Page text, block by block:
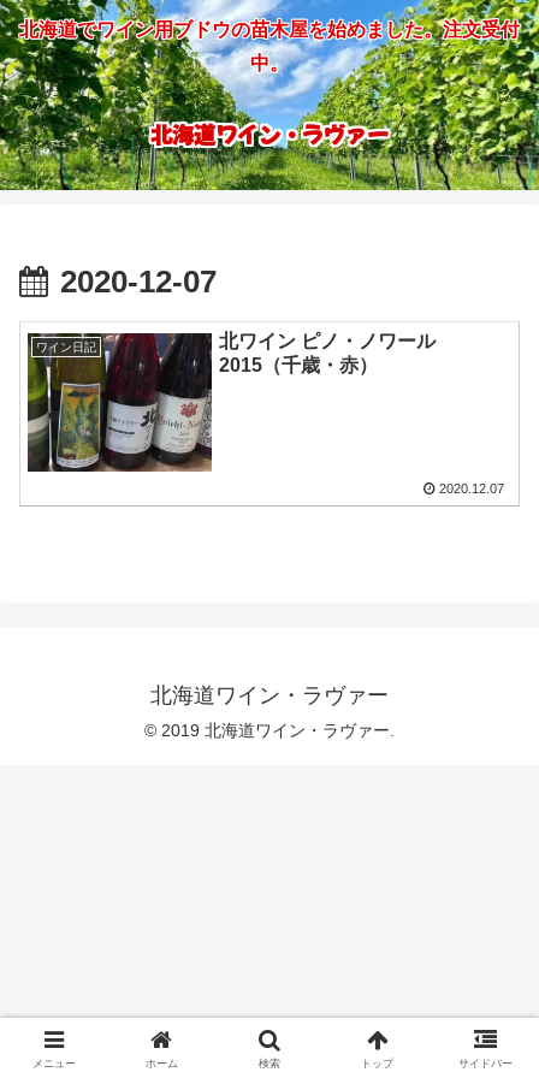
北海道でワイン用ブドウの苗木屋を始めました。注文受付
中。
北海道ワイン・ラヴァー
2020-12-07
ワイン日記
北ワイン ピノ・ノワール
2015（千歳・赤）
2020.12.07
北海道ワイン・ラヴァー
© 2019 北海道ワイン・ラヴァー.
メニュー ホーム 検索 トップ サイドバー